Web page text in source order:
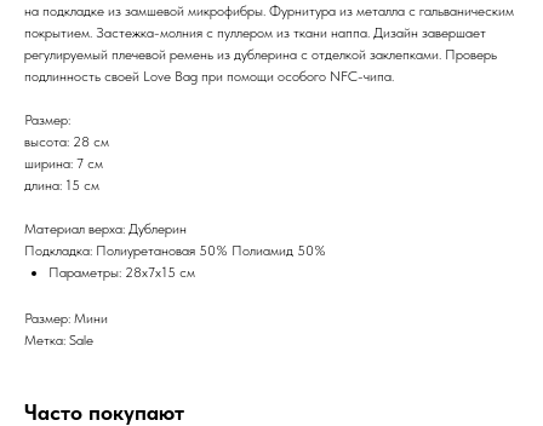
на подкладке из замшевой микрофибры. Фурнитура из металла с гальваническим
покрытием. Застежка-молния с пуллером из ткани наппа. Дизайн завершает
регулируемый плечевой ремень из дублерина с отделкой заклепками. Проверь
подлинность своей Love Bag при помощи особого NFC-чипа.
Размер:
высота: 28 см
ширина: 7 см
длина: 15 см
Материал верха: Дублерин
Подкладка: Полиуретановая 50% Полиамид 50%
Параметры: 28x7x15 см
Размер: Мини
Метка: Sale
Часто покупают